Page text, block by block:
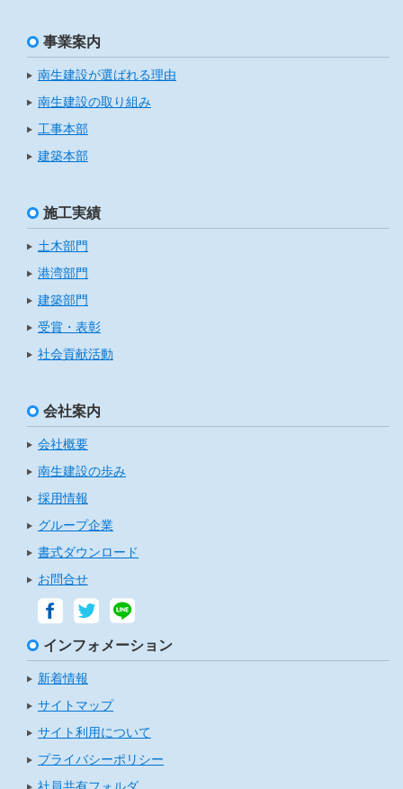
事業案内
南生建設が選ばれる理由
南生建設の取り組み
工事本部
建築本部
施工実績
土木部門
港湾部門
建築部門
受賞・表彰
社会貢献活動
会社案内
会社概要
南生建設の歩み
採用情報
グループ企業
書式ダウンロード
お問合せ
インフォメーション
新着情報
サイトマップ
サイト利用について
プライバシーポリシー